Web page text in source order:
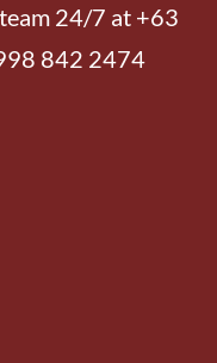
24/7 at +63
842 2474